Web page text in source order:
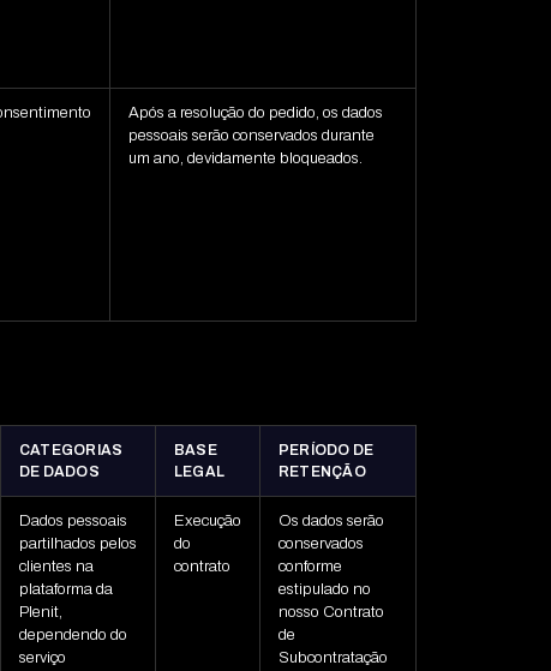
Após a resolução do pedido, os dados
pessoais serão conservados durante
um ano, devidamente bloqueados.
CATEGORIAS
DE DADOS
BASE
LEGAL
PERÍODO DE
RETENÇÃO
Dados pessoais
partilhados pelos
clientes na
plataforma da
Plenit,
dependendo do
serviço
Execução
do
contrato
Os dados serão
conservados
conforme
estipulado no
nosso Contrato
de
Subcontratação